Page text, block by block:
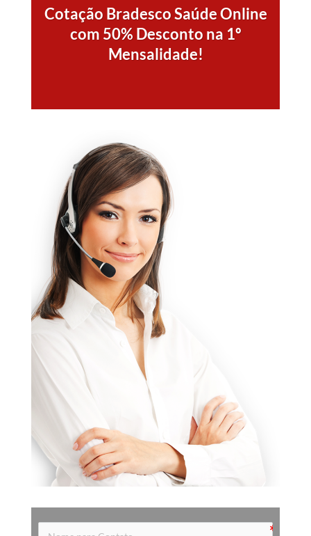
Cotação Bradesco Saúde Online
com 50% Desconto na 1º
Mensalidade!